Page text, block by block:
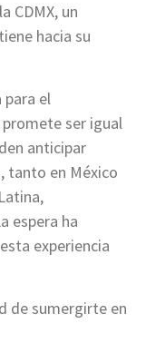
CDMX, un
hacia su
para el
promete ser igual
anticipar
tanto en México
espera ha
experiencia
de sumergirte en